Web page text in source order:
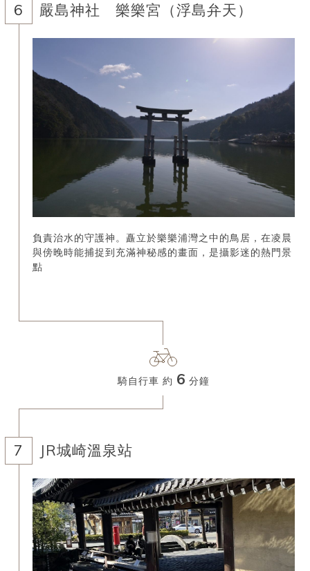
嚴島神社 樂樂宮（浮島弁天）
負責治水的守護神。矗立於樂樂浦灣之中的鳥居，在凌晨
與傍晚時能捕捉到充滿神秘感的畫面，是攝影迷的熱門景
點
騎自行車 約 6 分鐘
JR城崎溫泉站